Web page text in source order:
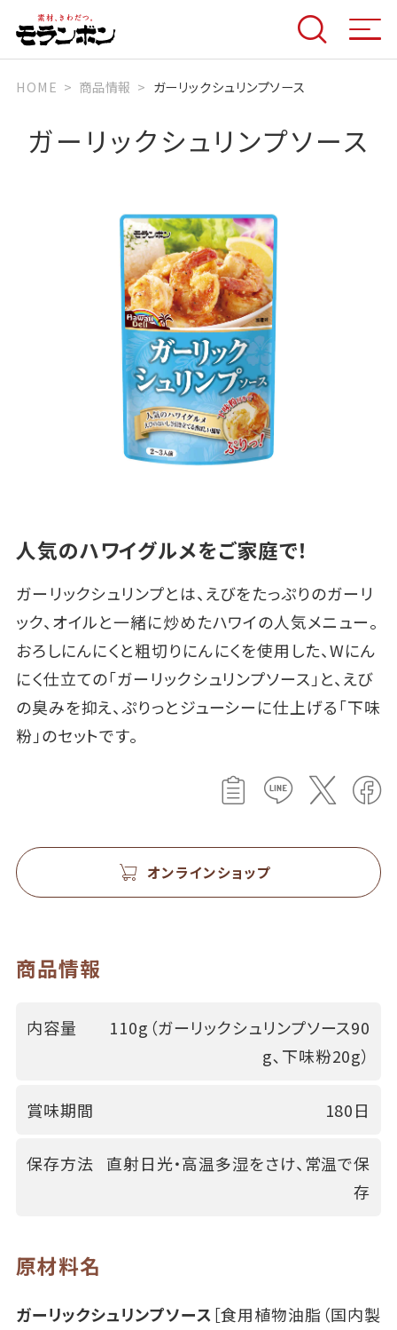
HOME 商品情報 ガーリックシュリンプソース
ガーリックシュリンプソース
人気のハワイグルメをご家庭で！
ガーリックシュリンプとは、えびをたっぷりのガーリ
ック、オイルと一緒に炒めたハワイの人気メニュー。
おろしにんにくと粗切りにんにくを使用した、Wにん
にく仕立ての「ガーリックシュリンプソース」と、えび
の臭みを抑え、ぷりっとジューシーに仕上げる「下味
粉」のセットです。
オンラインショップ
商品情報
内容量
110g（ガーリックシュリンプソース90
g､下味粉20g）
賞味期間 180日
保存方法
直射日光・高温多湿をさけ、常温で保
存
原材料名
ガーリックシュリンプソース［食用植物油脂（国内製